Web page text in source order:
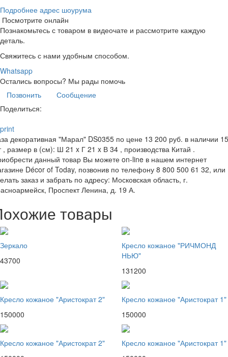
Подробнее адрес шоурума
Посмотрите онлайн
Познакомьтесь с товаром в видеочате и рассмотрите каждую
деталь.
Свяжитесь с нами удобным способом.
Whatsapp
Остались вопросы? Мы рады помочь
Позвонить
Сообщение
Поделиться:
print
декоративная "Марал" DS0355 по цене 13 200 руб. в наличии 15
, размер в (см): Ш 21 x Г 21 x В 34 , производства Китай .
данный товар Вы можете on-line в нашем интернет
Décor of Today, позвонив по телефону 8 800 500 61 32, или
заказ и забрать по адресу: Московская область, г.
Проспект Ленина, д. 19 А.
товары
Зеркало
43700
Кресло кожаное "РИЧМОНД
НЬЮ"
131200
Кресло кожаное "Аристократ 2"
150000
Кресло кожаное "Аристократ 1"
150000
Кресло кожаное "Аристократ 2"
Кресло кожаное "Аристократ 1"